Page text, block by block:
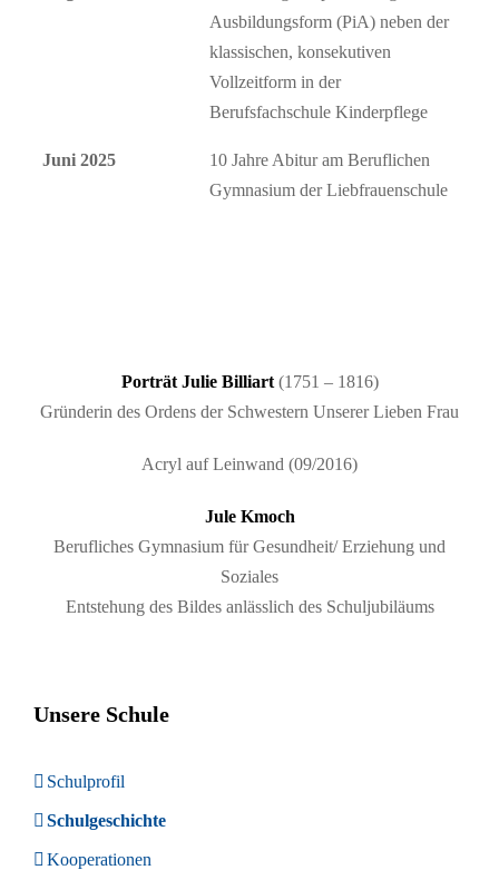
Ausbildungsform (PiA) neben der
klassischen, konsekutiven
Vollzeitform in der
Berufsfachschule Kinderpflege
Juni 2025
10 Jahre Abitur am Beruflichen
Gymnasium der Liebfrauenschule
Porträt Julie Billiart(1751 – 1816)
Gründerin des Ordens der Schwestern Unserer Lieben Frau
Acryl auf Leinwand (09/2016)
Jule Kmoch
Berufliches Gymnasium für Gesundheit/ Erziehung und
Soziales
Entstehung des Bildes anlässlich des Schuljubiläums
Unsere Schule
Schulprofil
Schulgeschichte
Kooperationen